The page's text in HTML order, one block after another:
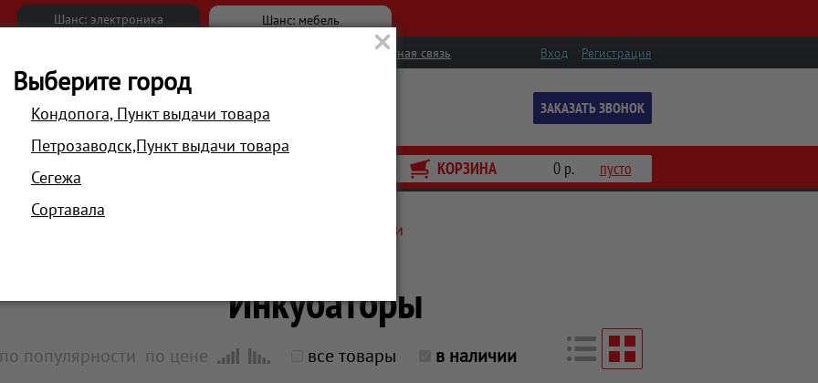
Шанс: электроника Шанс: мебель
Вход Регистрация
Обратная связь
ЗАКАЗАТЬ ЗВОНОК
АКЦИИ КОРЗИНА 0 р. пусто
Другие товары для кухни
Инкубаторы
по популярности по цене все товары в наличии
Выберите город
Кондопога, Пункт выдачи товара
Петрозаводск,Пункт выдачи товара
Сегежа
Сортавала